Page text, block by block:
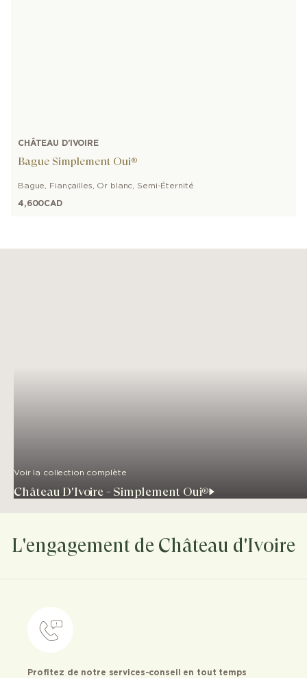
CHÂTEAU D'IVOIRE
Bague Simplement Oui®
Bague Fiançailles Or blanc Semi-Éternité
4,600CAD
Voir la collection complète
Château D'Ivoire - Simplement Oui®
L'engagement de Château d'Ivoire
Profitez de notre services-conseil en tout temps